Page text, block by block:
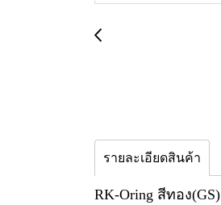
รายละเอียดสินค้า
RK-Oring สีทอง(GS)